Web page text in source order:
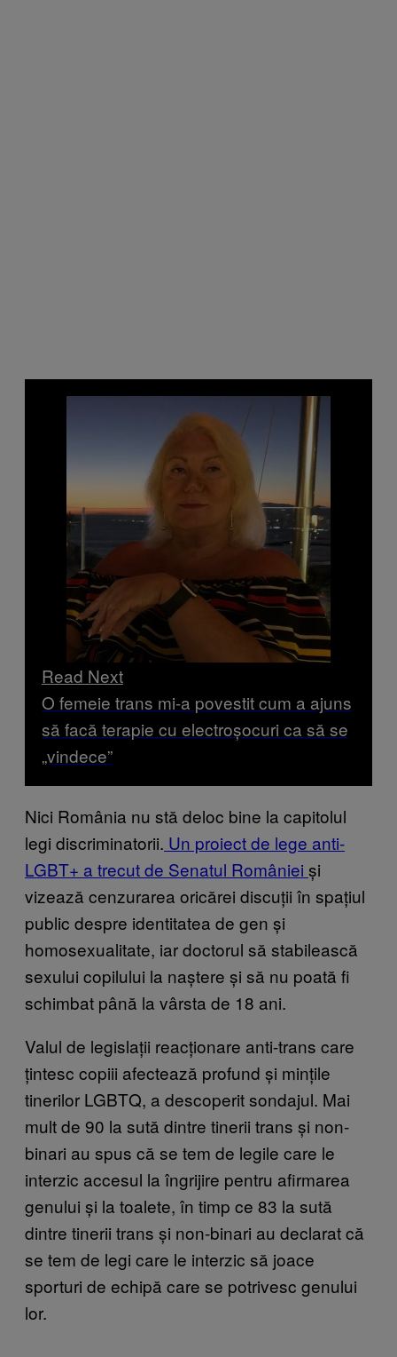
Read Next
O femeie trans mi-a povestit cum a ajuns
să facă terapie cu electroșocuri ca să se
„vindece”
Nici România nu stă deloc bine la capitolul
legi discriminatorii. Un proiect de lege anti-
LGBT+ a trecut de Senatul României și
vizează cenzurarea oricărei discuții în spațiul
public despre identitatea de gen și
homosexualitate, iar doctorul să stabilească
sexului copilului la naștere și să nu poată fi
schimbat până la vârsta de 18 ani.
Valul de legislații reacționare anti-trans care
țintesc copiii afectează profund și mințile
tinerilor LGBTQ, a descoperit sondajul. Mai
mult de 90 la sută dintre tinerii trans și non-
binari au spus că se tem de legile care le
interzic accesul la îngrijire pentru afirmarea
genului și la toalete, în timp ce 83 la sută
dintre tinerii trans și non-binari au declarat că
se tem de legi care le interzic să joace
sporturi de echipă care se potrivesc genului
lor.